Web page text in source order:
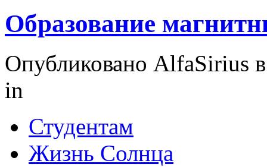
Образование
Опубликовано AlfaSirius
in
Студентам
Жизнь Солнца